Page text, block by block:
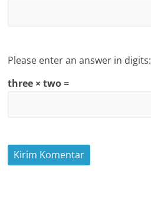
Please enter an answer in digits:
three × two =